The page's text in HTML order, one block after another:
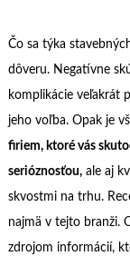
Čo sa týka
dôveru. Negatívne
komplikácie veľakrát
jeho voľba. Opak je
firiem, ktoré vás
serióznosťou,ale aj
skvostmi na trhu.
najmä v tejto branži.
zdrojom informácií,